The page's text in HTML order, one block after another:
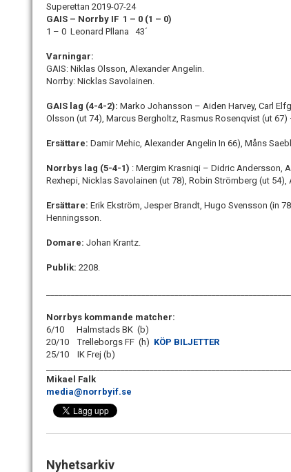
Superettan 2019-07-24
GAIS – Norrby IF 1 – 0 (1 – 0)
1 – 0 Leonard Pllana 43´
Varningar:
GAIS: Niklas Olsson, Alexander Angelin.
Norrby: Nicklas Savolainen.
GAIS lag (4-4-2): Marko Johansson – Aiden Harvey, Carl
Olsson (ut 74), Marcus Bergholtz, Rasmus Rosenqvist (ut 67)
Ersättare: Damir Mehic, Alexander Angelin In 66), Måns
Norrbys lag (5-4-1) : Mergim Krasniqi – Didric Andersson,
Rexhepi, Nicklas Savolainen (ut 78), Robin Strömberg (ut
Ersättare: Erik Ekström, Jesper Brandt, Hugo Svensson (in
Henningsson.
Domare: Johan Krantz.
Publik: 2208.
Norrbys kommande matcher:
6/10 Halmstads BK (b)
20/10 Trelleborgs FF (h) KÖP BILJETTER
25/10 IK Frej (b)
Mikael Falk
media@norrbyif.se
Nyhetsarkiv